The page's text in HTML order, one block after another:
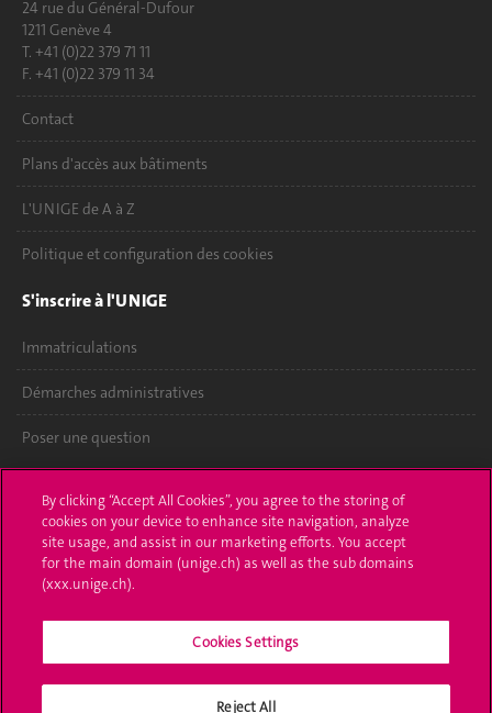
24 rue du Général-Dufour
1211 Genève 4
T. +41 (0)22 379 71 11
F. +41 (0)22 379 11 34
Contact
Plans d'accès aux bâtiments
L'UNIGE de A à Z
Politique et configuration des cookies
S'inscrire à l'UNIGE
Immatriculations
Démarches administratives
Poser une question
UNIGE Mobile
Médias
Offres d'emploi
Bibliothèque
By clicking “Accept All Cookies”, you agree to the storing of
cookies on your device to enhance site navigation, analyze
site usage, and assist in our marketing efforts. You accept
for the main domain (unige.ch) as well as the sub domains
(xxx.unige.ch).
Cookies Settings
Reject All